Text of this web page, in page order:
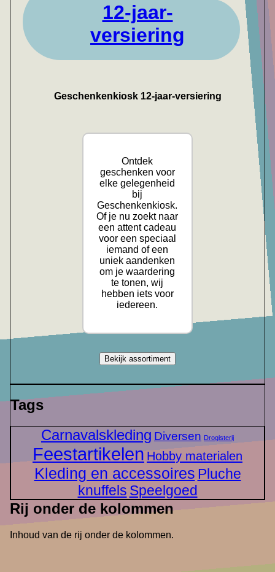
12-jaar-
versiering
Geschenkenkiosk 12-jaar-versiering
Ontdek
geschenken voor
elke gelegenheid
bij
Geschenkenkiosk.
Of je nu zoekt naar
een attent cadeau
voor een speciaal
iemand of een
uniek aandenken
om je waardering
te tonen, wij
hebben iets voor
iedereen.
Bekijk assortiment
Tags
Carnavalskleding Diversen Drogisterij
Feestartikelen Hobby materialen
Kleding en accessoires Pluche
knuffels Speelgoed
Rij onder de kolommen
Inhoud van de rij onder de kolommen.